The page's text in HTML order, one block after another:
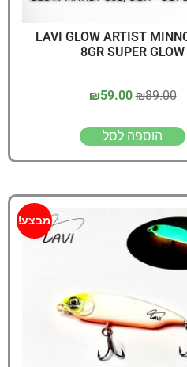
LAVI GLOW ARTIST
8GR SUPER GLOW
₪89.00
₪59.00
הוספה לסל
מבצע!